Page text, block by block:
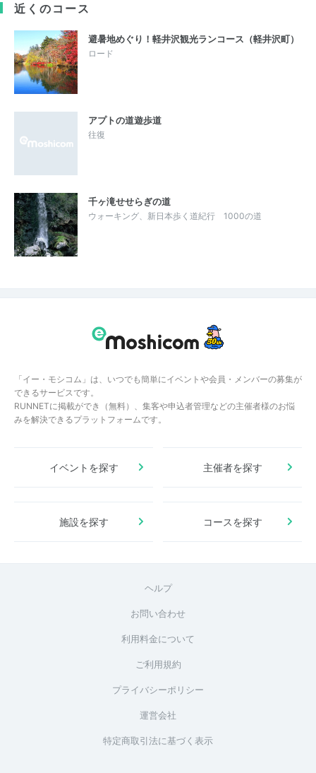
近くのコース
避暑地めぐり！軽井沢観光ランコース（軽井沢町）
ロード
アプトの道遊歩道
往復
千ヶ滝せせらぎの道
ウォーキング、新日本歩く道紀行 1000の道
「イー・モシコム」は、いつでも簡単にイベントや会員・メンバーの募集が
できるサービスです。
RUNNETに掲載ができ（無料）、集客や申込者管理などの主催者様のお悩
みを解決できるプラットフォームです。
イベントを探す 主催者を探す
施設を探す コースを探す
ヘルプ
お問い合わせ
利用料金について
ご利用規約
プライバシーポリシー
運営会社
特定商取引法に基づく表示